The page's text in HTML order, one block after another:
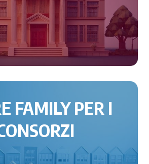
FAMILY PER I